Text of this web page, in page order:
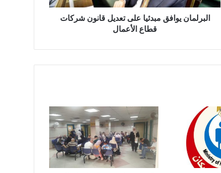
الأعمال
البرلمان يوافق مبدئيا على تعديل قانون شركات
قطاع الأعمال